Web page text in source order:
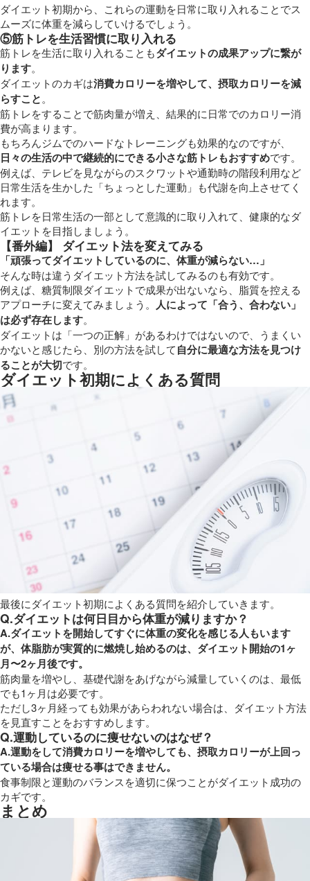
ダイエット初期から、これらの運動を日常に取り入れることでス
ムーズに体重を減らしていけるでしょう。
⑤筋トレを生活習慣に取り入れる
筋トレを生活に取り入れることもダイエットの成果アップに繋が
ります。
ダイエットのカギは消費カロリーを増やして、摂取カロリーを減
らすこと。
筋トレをすることで筋肉量が増え、結果的に日常でのカロリー消
費が高まります。
もちろんジムでのハードなトレーニングも効果的なのですが、
日々の生活の中で継続的にできる小さな筋トレもおすすめです。
例えば、テレビを見ながらのスクワットや通勤時の階段利用など
日常生活を生かした「ちょっとした運動」も代謝を向上させてく
れます。
筋トレを日常生活の一部として意識的に取り入れて、健康的なダ
イエットを目指しましょう。
【番外編】 ダイエット法を変えてみる
「頑張ってダイエットしているのに、体重が減らない…」
そんな時は違うダイエット方法を試してみるのも有効です。
例えば、糖質制限ダイエットで成果が出ないなら、脂質を控える
アプローチに変えてみましょう。 人によって「合う、合わない」
は必ず存在します。
ダイエットは「一つの正解」があるわけではないので、うまくい
かないと感じたら、別の方法を試して自分に最適な方法を見つけ
ることが大切です。
ダイエット初期によくある質問
最後にダイエット初期によくある質問を紹介していきます。
Q.ダイエットは何日目から体重が減りますか？
A.ダイエットを開始してすぐに体重の変化を感じる人もいます
が、体脂肪が実質的に燃焼し始めるのは、ダイエット開始の1ヶ
月〜2ヶ月後です。
筋肉量を増やし、基礎代謝をあげながら減量していくのは、最低
でも1ヶ月は必要です。
ただし3ヶ月経っても効果があらわれない場合は、ダイエット方法
を見直すことをおすすめします。
Q.運動しているのに痩せないのはなぜ？
A.運動をして消費カロリーを増やしても、摂取カロリーが上回っ
ている場合は痩せる事はできません。
食事制限と運動のバランスを適切に保つことがダイエット成功の
カギです。
まとめ